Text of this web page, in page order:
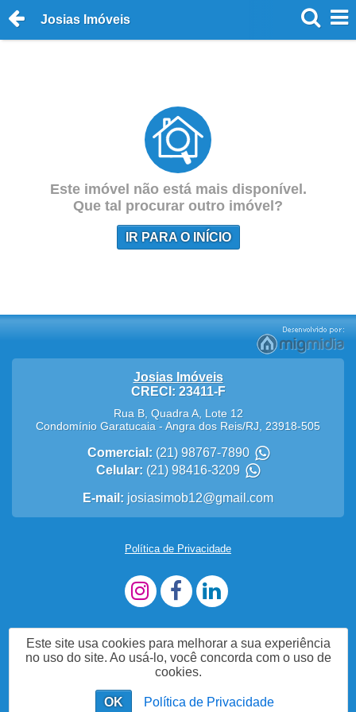
Josias Imóveis
Este imóvel não está mais disponível.
Que tal procurar outro imóvel?
IR PARA O INÍCIO
Josias Imóveis
CRECI: 23411-F
Rua B, Quadra A, Lote 12
Condomínio Garatucaia -Angra dos Reis/RJ 23918-505
Comercial: (21) 98767-7890
Celular: (21) 98416-3209
E-mail: josiasimob12@gmail.com
Política de Privacidade
Este site usa cookies para melhorar a sua experiência
no uso do site. Ao usá-lo, você concorda com o uso de
cookies.
OK Política de Privacidade